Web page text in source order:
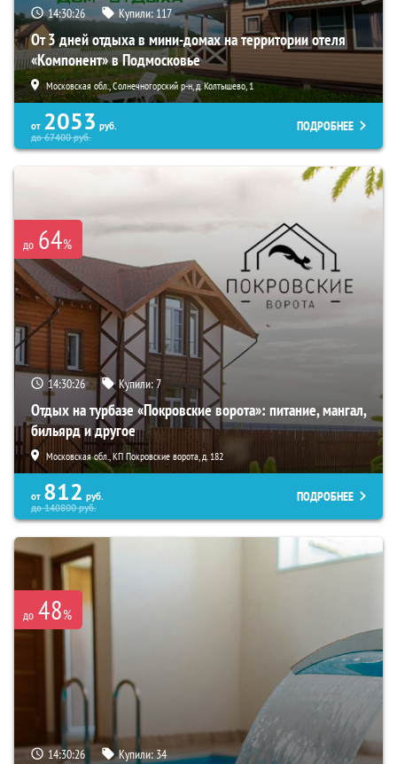
14:30:25 Купили: 117
От 3 дней отдыха в мини-домах на территории отеля
«Компонент» в Подмосковье
Московская обл., Солнечногорский р-н, д. Колтышево, 1
от 2053 руб.
до67400руб.
ПОДРОБНЕЕ
до 64%
14:30:25 Купили:7
Отдых на турбазе «Покровские ворота»: питание, мангал,
бильярд и другое
Московская обл., КП Покровские ворота, д. 182
от 812 руб.
до140800руб.
ПОДРОБНЕЕ
до 48%
14:30:25 Купили:34